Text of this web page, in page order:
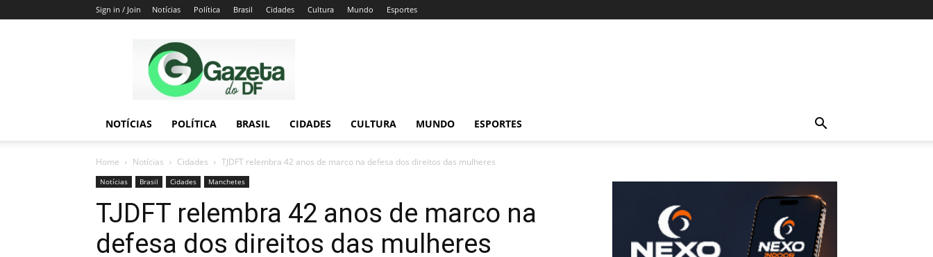
Sign in / Join Notícias Política Brasil Cidades Cultura Mundo Esportes
do
DF
NOTÍCIAS POLÍTICA BRASIL CIDADES CULTURA MUNDO ESPORTES
Home Notícias Cidades TJDFT relembra 42 anos de marco na defesa dos direitos das mulheres
Notícias Brasil Cidades Manchetes
TJDFT relembra 42 anos de marco na
defesa dos direitos das mulheres